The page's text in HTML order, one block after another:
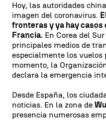
Hoy, las autoridades
imagen del coronavirus.
fronteras y ya hay
Francia. En Corea del
principales medios de
especialmente los vuelos
momento, la
declara la emergencia
Desde España, los
noticias. En la zona de
presencia numerosas